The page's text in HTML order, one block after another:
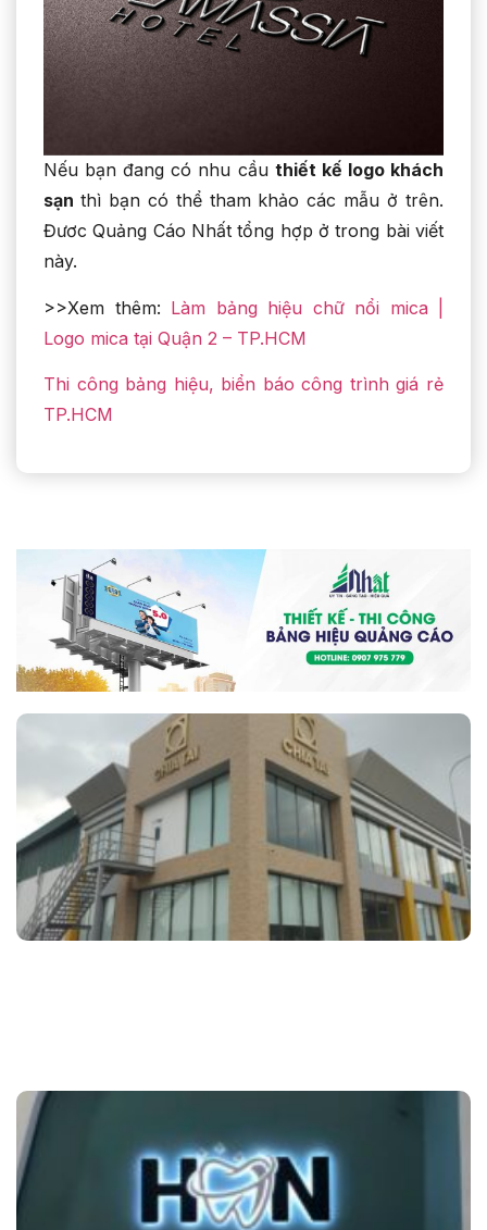
Nếu bạn đang có nhu cầu thiết kế logo khách
sạn thì bạn có thể tham khảo các mẫu ở trên.
Đươc Quảng Cáo Nhất tổng hợp ở trong bài viết
này.
>>Xem thêm: Làm bảng hiệu chữ nổi mica |
Logo mica tại Quận 2 – TP.HCM
Thi công bảng hiệu, biển báo công trình giá rẻ
TP.HCM